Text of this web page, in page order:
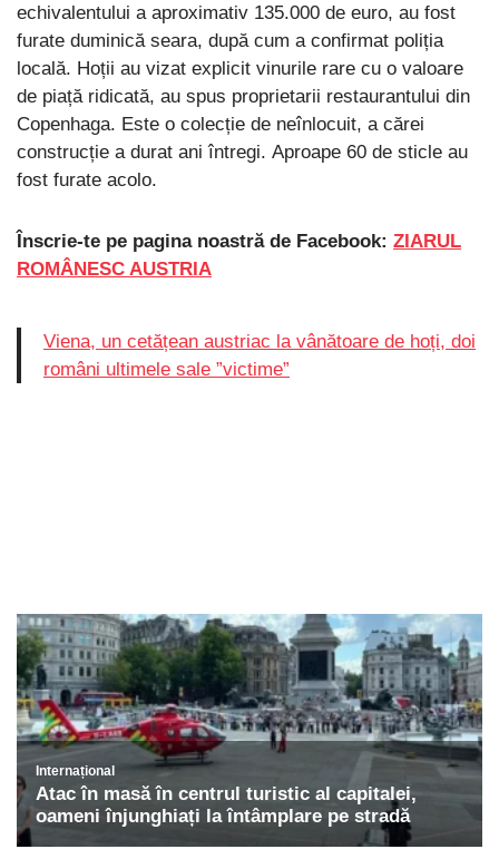
echivalentului a aproximativ 135.000 de euro, au fost
furate duminică seara, după cum a confirmat poliția
locală. Hoții au vizat explicit vinurile rare cu o valoare
de piață ridicată, au spus proprietarii restaurantului din
Copenhaga. Este o colecție de neînlocuit, a cărei
construcție a durat ani întregi. Aproape 60 de sticle au
fost furate acolo.
Înscrie-te pe pagina noastră de Facebook: ZIARUL
ROMÂNESC AUSTRIA
Viena, un cetățean austriac la vânătoare de hoți, doi
români ultimele sale ”victime”